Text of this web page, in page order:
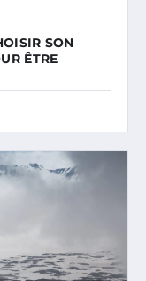
SON
ÊTRE